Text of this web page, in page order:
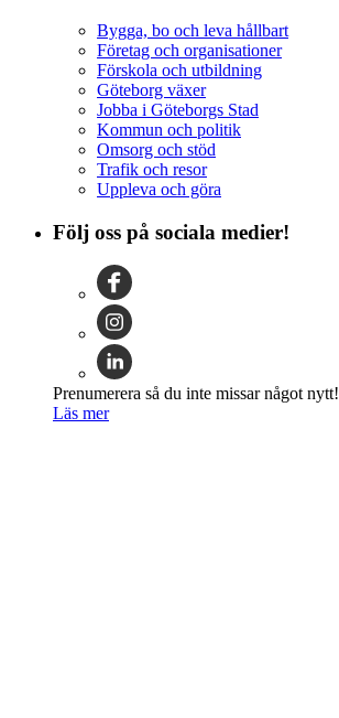
Bygga, bo och leva hållbart
Företag och organisationer
Förskola och utbildning
Göteborg växer
Jobba i Göteborgs Stad
Kommun och politik
Omsorg och stöd
Trafik och resor
Uppleva och göra
Följ oss på sociala medier!
Prenumerera så du inte missar något nytt!
Läs mer